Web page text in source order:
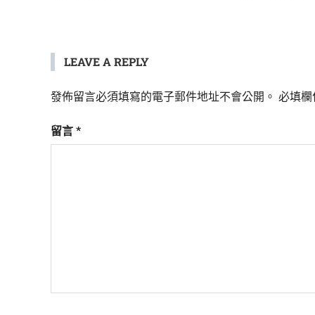
LEAVE A REPLY
發佈留言必須填寫的電子郵件地址不會公開。 必填欄
留言 *